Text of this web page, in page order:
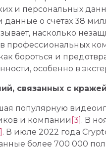
и персональных
о счетах 38
насколько
профессиональных
бороться и
особенно в
связанных с
популярную
и компании [3] . В
. В июле 2022 года
более 700 000